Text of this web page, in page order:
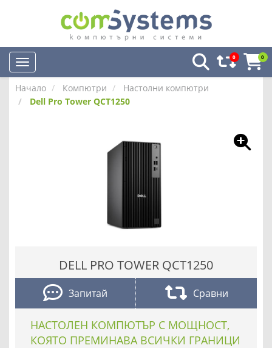
0 0
Начало Компютри
Настолни компютри
Dell Pro Tower QCT1250
DELL PRO TOWER QCT1250
Запитай Сравни
НАСТОЛЕН КОМПЮТЪР С МОЩНОСТ,
КОЯТО ПРЕМИНАВА ВСИЧКИ ГРАНИЦИ